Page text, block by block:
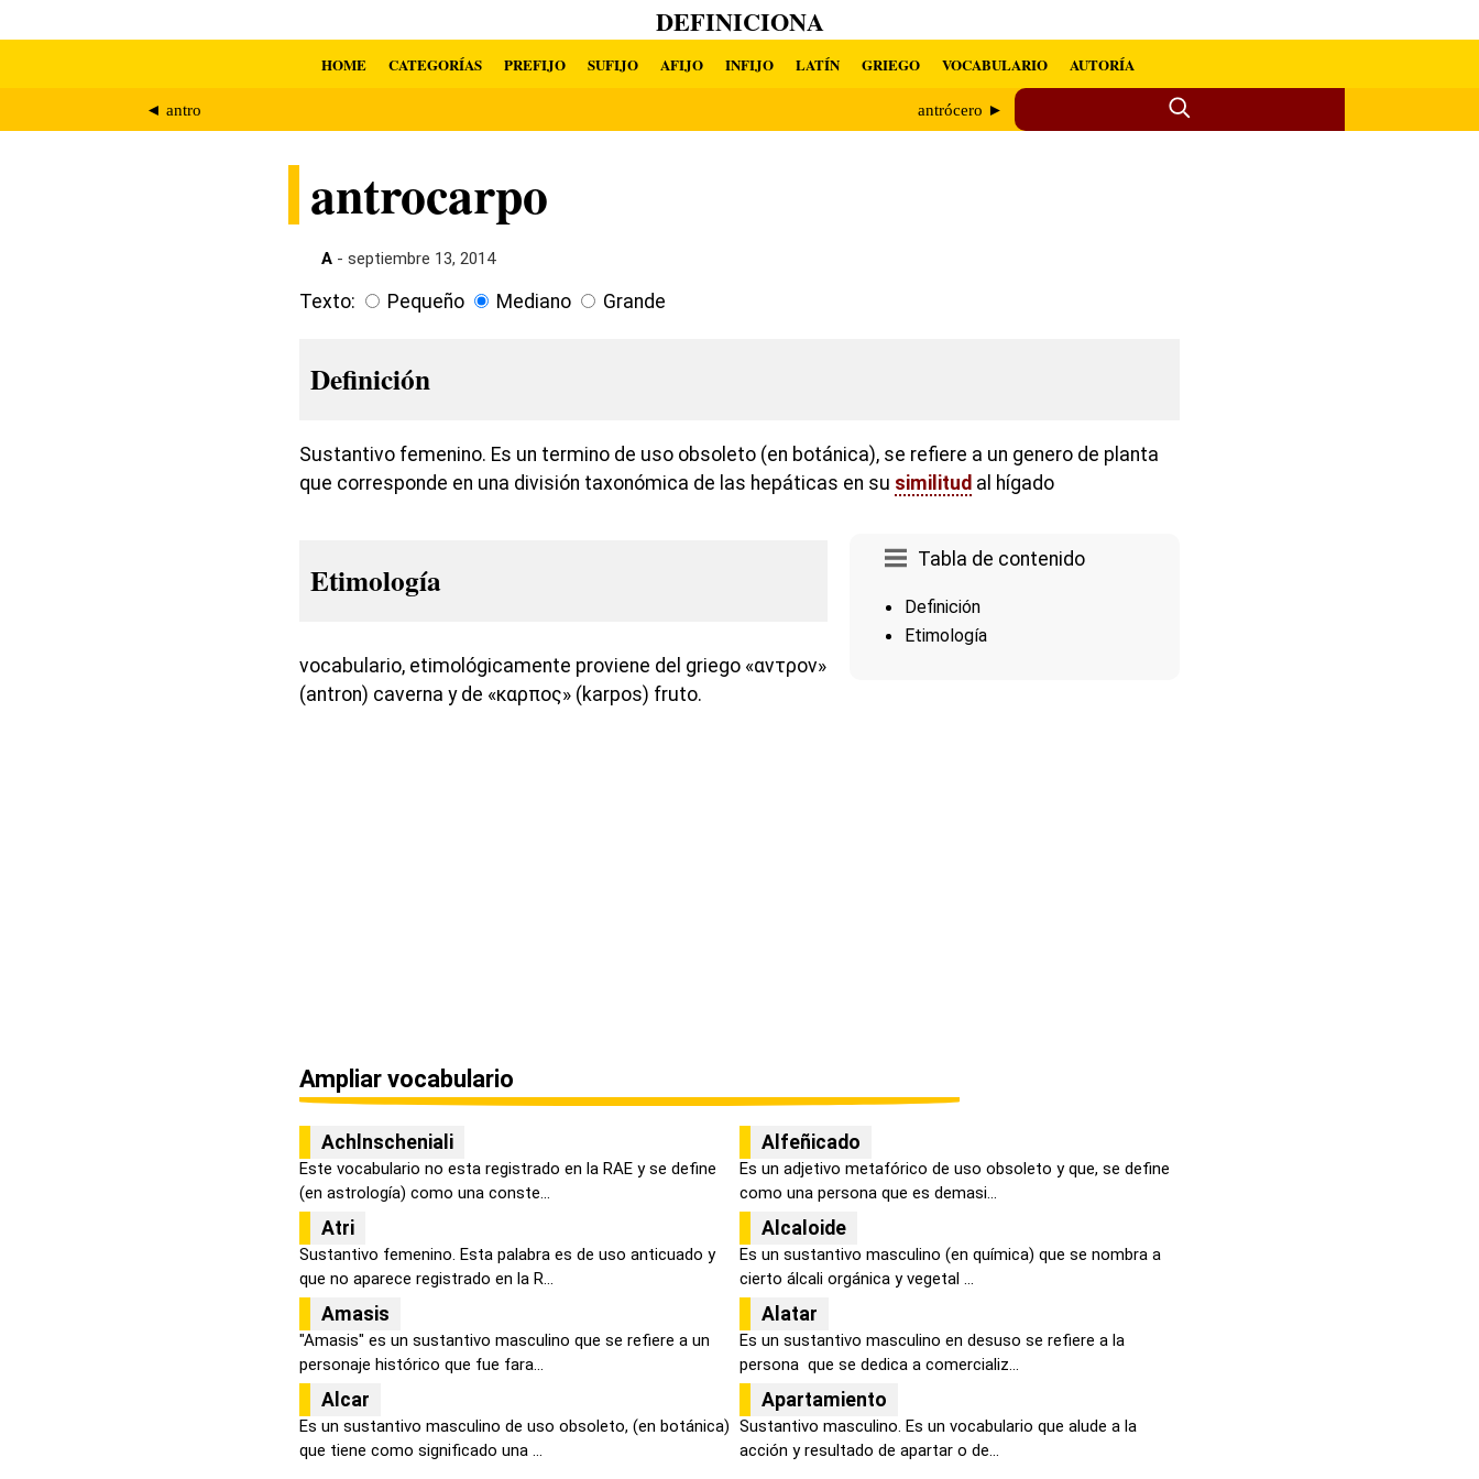
DEFINICIONA
HOME CATEGORÍAS PREFIJO SUFIJO AFIJO INFIJO LATÍN GRIEGO VOCABULARIO AUTORÍA
◄ antro antrócero ►
antrocarpo
A - septiembre 13, 2014
Texto: Pequeño Mediano Grande
Definición
Sustantivo femenino. Es un termino de uso obsoleto (en botánica), se refiere a un genero de planta
que corresponde en una división taxonómica de las hepáticas en su similitud al hígado
Tabla de contenido
Definición
Etimología
Etimología
vocabulario, etimológicamente proviene del griego «αντρον»
(antron) caverna y de «καρπος» (karpos) fruto.
Ampliar vocabulario
Achlnscheniali
Este vocabulario no esta registrado en la RAE y se define
(en astrología) como una conste...
Alfeñicado
Es un adjetivo metafórico de uso obsoleto y que, se define
como una persona que es demasi...
Atri
Sustantivo femenino. Esta palabra es de uso anticuado y
que no aparece registrado en la R...
Alcaloide
Es un sustantivo masculino (en química) que se nombra a
cierto álcali orgánica y vegetal ...
Amasis
"Amasis" es un sustantivo masculino que se refiere a un
personaje histórico que fue fara...
Alatar
Es un sustantivo masculino en desuso se refiere a la
persona que se dedica a comercializ...
Alcar
Es un sustantivo masculino de uso obsoleto, (en botánica)
que tiene como significado una ...
Apartamiento
Sustantivo masculino. Es un vocabulario que alude a la
acción y resultado de apartar o de...